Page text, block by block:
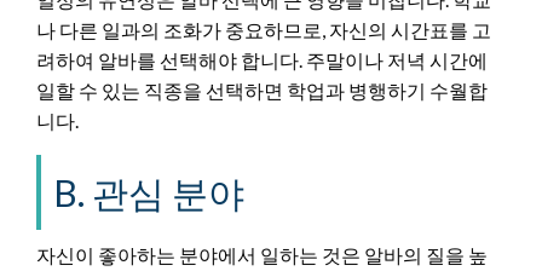
나 다른 일과의 조화가 중요하므로, 자신의 시간표를 고
려하여 알바를 선택해야 합니다. 주말이나 저녁 시간에
일할 수 있는 직종을 선택하면 학업과 병행하기 수월합
니다.
B. 관심 분야
자신이 좋아하는 분야에서 일하는 것은 알바의 질을 높